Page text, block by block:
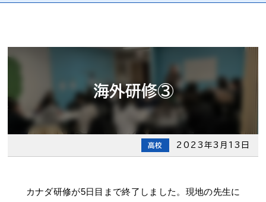
海外研修③
高校 2023年3月13日
カナダ研修が5日目まで終了しました。現地の先生に